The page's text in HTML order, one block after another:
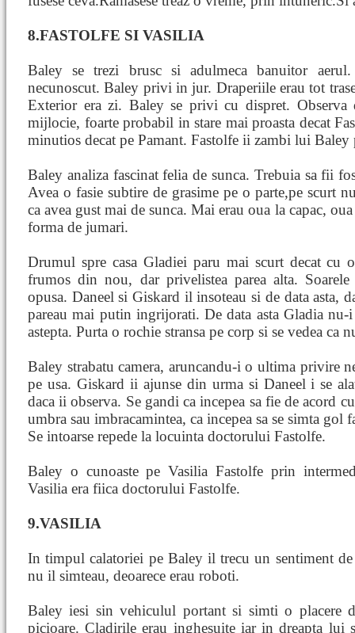
8.FASTOLFE SI VASILIA
Baley se trezi brusc si adulmeca banuitor
necunoscut. Baley privi in jur. Draperiile erau tot
Exterior era zi. Baley se privi cu dispret.
mijlocie, foarte probabil in stare mai proasta decat
minutios decat pe Pamant. Fastolfe ii zambi lui Baley
Baley analiza fascinat felia de sunca. Trebuia sa fii
Avea o fasie subtire de grasime pe o parte,pe scurt
ca avea gust mai de sunca. Mai erau oua la capac,
forma de jumari.
Drumul spre casa Gladiei paru mai scurt decat cu
frumos din nou, dar privelistea parea alta. Soarele
opusa. Daneel si Giskard il insoteau si de data asta,
pareau mai putin ingrijorati. De data asta Gladia nu-
astepta. Purta o rochie stransa pe corp si se vedea ca
Baley strabatu camera, aruncandu-i o ultima privire
pe usa. Giskard ii ajunse din urma si Daneel i se
daca ii observa. Se gandi ca incepea sa fie de acord
umbra sau imbracamintea, ca incepea sa se simta gol
Se intoarse repede la locuinta doctorului Fastolfe.
Baley o cunoaste pe Vasilia Fastolfe prin
Vasilia era fiica doctorului Fastolfe.
9.VASILIA
In timpul calatoriei pe Baley il trecu un sentiment
nu il simteau, deoarece erau roboti.
Baley iesi sin vehiculul portant si simti o placere
picioare. Cladirile erau inghesuite iar in dreapta lui